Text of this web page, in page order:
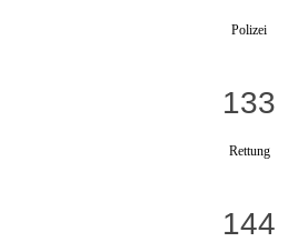
Polizei
133
Rettung
144